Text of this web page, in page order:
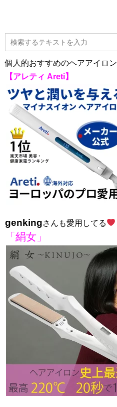
個人的おすすめのヘアアイロン
【アレティ Areti】
genkingさんも愛用してる
「絹女」